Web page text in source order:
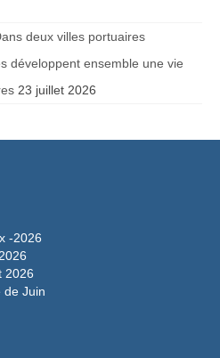
deux villes portuaires
développent ensemble une vie
23 juillet 2026
-2026
2026
de Juin